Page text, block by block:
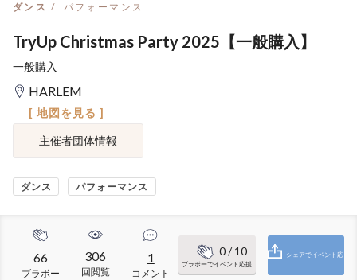
ダンス パフォーマンス
TryUp Christmas Party 2025【一般購入】
一般購入
HARLEM
[ 地図を見る ]
主催者団体情報
ダンス パフォーマンス
66
ブラボー
306
回閲覧
1
コメント
0/ 10
ブラボーでイベント応援
シェアでイベント応